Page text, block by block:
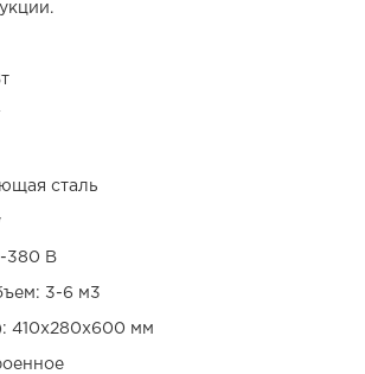
сталь
380 В
3-6 м3
410x280x600 мм